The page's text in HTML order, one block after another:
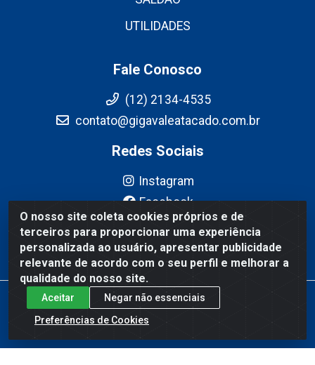
O nosso site coleta cookies próprios e de
terceiros para proporcionar uma experiência
personalizada ao usuário, apresentar publicidade
relevante de acordo com o seu perfil e melhorar a
qualidade do nosso site.
Aceitar
Negar não essenciais
Preferências de Cookies
UTILIDADES
Fale Conosco
(12) 2134-4535
contato@gigavaleatacado.com.br
Redes Sociais
Instagram
Facebook
YouTube
Linkedin
Gigavale Atacado - Av. Pedro Friggi, 451 - Vista Verde, São José
dos Campos/SP - CEP 12223-430 - CNPJ 08.978.600/0004-83